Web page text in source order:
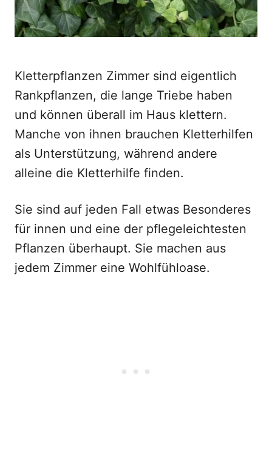
Kletterpflanzen Zimmer sind eigentlich
Rankpflanzen, die lange Triebe haben
und können überall im Haus klettern.
Manche von ihnen brauchen Kletterhilfen
als Unterstützung, während andere
alleine die Kletterhilfe finden.
Sie sind auf jeden Fall etwas Besonderes
für innen und eine der pflegeleichtesten
Pflanzen überhaupt. Sie machen aus
jedem Zimmer eine Wohlfühloase.